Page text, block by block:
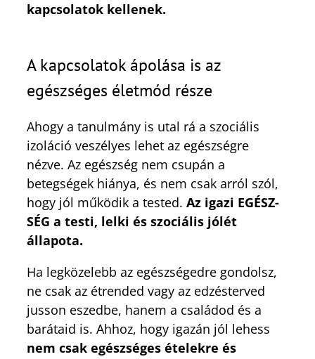
kapcsolatok kellenek.
A kapcsolatok ápolása is az
egészséges életmód része
Ahogy a tanulmány is utal rá a szociális
izoláció veszélyes lehet az egészségre
nézve. Az egészség nem csupán a
betegségek hiánya, és nem csak arról szól,
hogy jól működik a tested. Az igazi EGÉSZ-
SÉG a testi, lelki és szociális jólét
állapota.
Ha legközelebb az egészségedre gondolsz,
ne csak az étrended vagy az edzésterved
jusson eszedbe, hanem a családod és a
barátaid is. Ahhoz, hogy igazán jól lehess
nem csak egészséges ételekre és